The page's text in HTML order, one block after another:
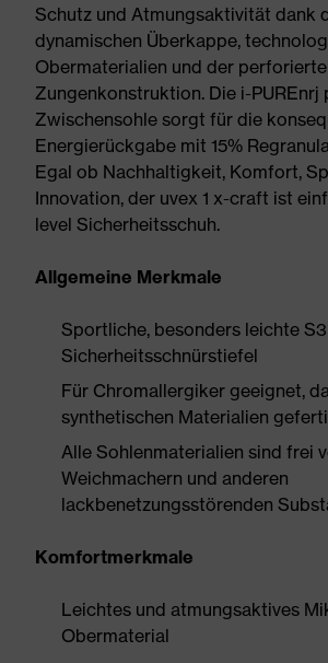
Schutz und Atmungsaktivität dank
dynamischen Überkappe,
Obermaterialien und der
Zungenkonstruktion. Die i-PUREnrj
Zwischensohle sorgt für die
Energierückgabe mit 15%
Egal ob Nachhaltigkeit, Komfort,
Innovation, der uvex 1 x-craft ist
level Sicherheitsschuh.
Allgemeine Merkmale
Sportliche, besonders leichte
Sicherheitsschnürstiefel
Für Chromallergiker geeignet,
synthetischen Materialien
Alle Sohlenmaterialien sind frei
Weichmachern und anderen
lackbenetzungsstörenden
Komfortmerkmale
Leichtes und atmungsaktives
Obermaterial